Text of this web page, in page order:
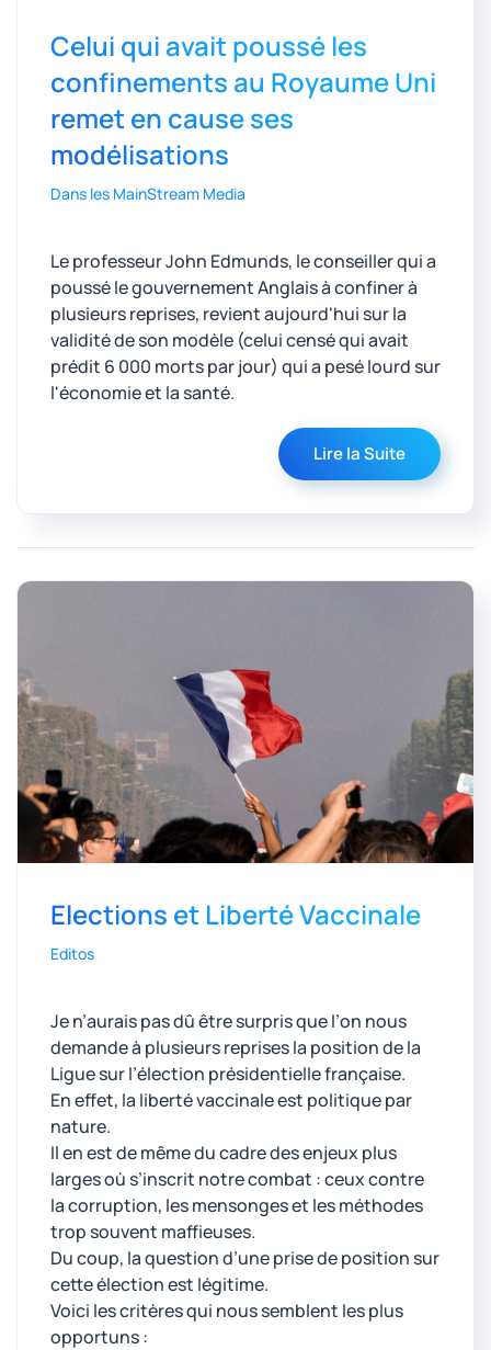
Celui qui avait poussé les
confinements au Royaume Uni
remet en cause ses
modélisations
Dans les MainStream Media
Le professeur John Edmunds, le conseiller qui a
poussé le gouvernement Anglais à confiner à
plusieurs reprises, revient aujourd'hui sur la
validité de son modèle (celui censé qui avait
prédit 6 000 morts par jour) qui a pesé lourd sur
l'économie et la santé.
Lire la Suite
Elections et Liberté Vaccinale
Editos
Je n’aurais pas dû être surpris que l’on nous
demande à plusieurs reprises la position de la
Ligue sur l’élection présidentielle française.
En effet, la liberté vaccinale est politique par
nature.
Il en est de même du cadre des enjeux plus
larges où s’inscrit notre combat : ceux contre
la corruption, les mensonges et les méthodes
trop souvent maffieuses.
Du coup, la question d’une prise de position sur
cette élection est légitime.
Voici les critères qui nous semblent les plus
opportuns :